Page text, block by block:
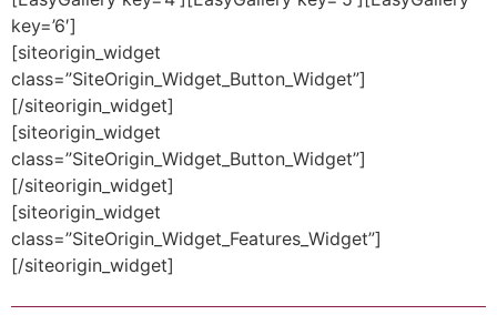
key=’6′]
[siteorigin_widget
class=”SiteOrigin_Widget_Button_Widget”]
[/siteorigin_widget]
[siteorigin_widget
class=”SiteOrigin_Widget_Button_Widget”]
[/siteorigin_widget]
[siteorigin_widget
class=”SiteOrigin_Widget_Features_Widget”]
[/siteorigin_widget]